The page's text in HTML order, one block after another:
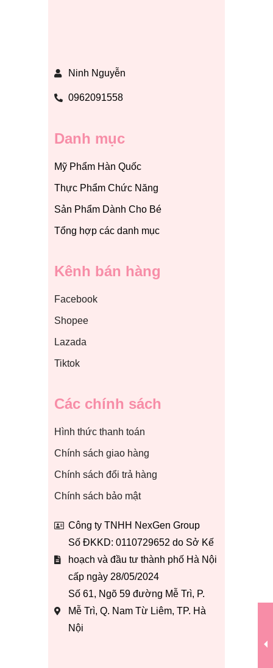
Ninh Nguyễn
0962091558
Danh mục
Mỹ Phẩm Hàn Quốc
Thực Phẩm Chức Năng
Sản Phẩm Dành Cho Bé
Tổng hợp các danh mục
Kênh bán hàng
Facebook
Shopee
Lazada
Tiktok
Các chính sách
Hình thức thanh toán
Chính sách giao hàng
Chính sách đổi trả hàng
Chính sách bảo mật
Công ty TNHH NexGen Group
Số ĐKKD: 0110729652 do Sở Kế
hoạch và đầu tư thành phố Hà Nội
cấp ngày 28/05/2024
Số 61, Ngõ 59 đường Mễ Trì, P.
Mễ Trì, Q. Nam Từ Liêm, TP. Hà
Nội